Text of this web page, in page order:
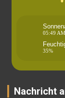
05:49 AM
35%
Nachricht